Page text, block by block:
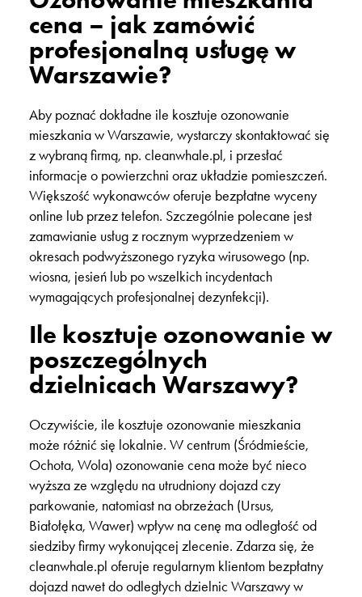
cena – jak zamówić
profesjonalną usługę w
Warszawie?
Aby poznać dokładne ile kosztuje ozonowanie
mieszkania w Warszawie, wystarczy skontaktować się
z wybraną firmą, np. cleanwhale.pl, i przesłać
informacje o powierzchni oraz układzie pomieszczeń.
Większość wykonawców oferuje bezpłatne wyceny
online lub przez telefon. Szczególnie polecane jest
zamawianie usług z rocznym wyprzedzeniem w
okresach podwyższonego ryzyka wirusowego (np.
wiosna, jesień lub po wszelkich incydentach
wymagających profesjonalnej dezynfekcji).
Ile kosztuje ozonowanie w
poszczególnych
dzielnicach Warszawy?
Oczywiście, ile kosztuje ozonowanie mieszkania
może różnić się lokalnie. W centrum (Śródmieście,
Ochota, Wola) ozonowanie cena może być nieco
wyższa ze względu na utrudniony dojazd czy
parkowanie, natomiast na obrzeżach (Ursus,
Białołęka, Wawer) wpływ na cenę ma odległość od
siedziby firmy wykonującej zlecenie. Zdarza się, że
cleanwhale.pl oferuje regularnym klientom bezpłatny
dojazd nawet do odległych dzielnic Warszawy w